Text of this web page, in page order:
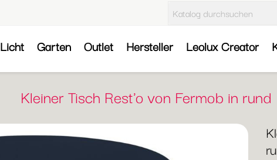
Licht Garten Outlet Hersteller Leolux Creator
Kleiner Tisch Rest'o von Fermob in rund